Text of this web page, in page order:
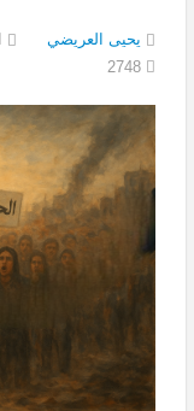
يحيى العريضي